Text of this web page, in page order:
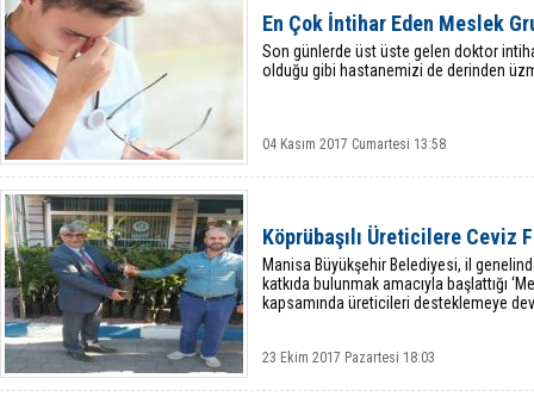
En Çok İntihar Eden Meslek
Son günlerde üst üste gelen doktor
olduğu gibi hastanemizi de derinden
04 Kasım 2017 Cumartesi 13:58
Köprübaşılı Üreticilere Ceviz
Manisa Büyükşehir Belediyesi, il
katkıda bulunmak amacıyla başlattığı
kapsamında üreticileri desteklemeye
23 Ekim 2017 Pazartesi 18:03